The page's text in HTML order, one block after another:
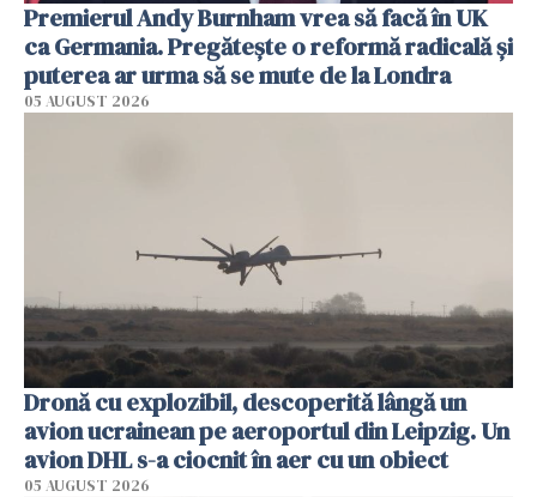
Premierul Andy Burnham vrea să facă în UK
ca Germania. Pregătește o reformă radicală și
puterea ar urma să se mute de la Londra
05 AUGUST 2026
Dronă cu explozibil, descoperită lângă un
avion ucrainean pe aeroportul din Leipzig. Un
avion DHL s-a ciocnit în aer cu un obiect
05 AUGUST 2026